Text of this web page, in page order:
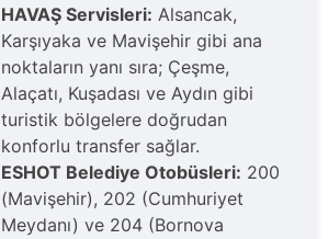
HAVAŞ Servisleri: Alsancak,
Karşıyaka ve Mavişehir gibi ana
noktaların yanı sıra; Çeşme,
Alaçatı, Kuşadası ve Aydın gibi
turistik bölgelere doğrudan
konforlu transfer sağlar.
ESHOT Belediye Otobüsleri: 200
(Mavişehir), 202 (Cumhuriyet
Meydanı) ve 204 (Bornova